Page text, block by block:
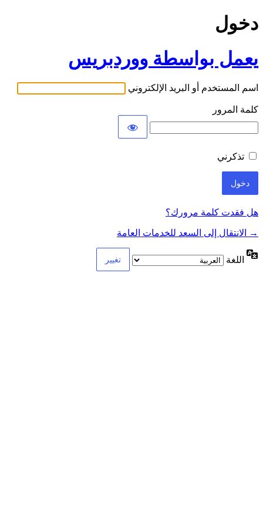
دخول
يعمل بواسطة ووردبريس
اسم المستخدم أو البريد الإلكتروني
كلمة المرور
تذكرني
هل فقدت كلمة مرورك؟
→ الانتقال إلى السعد للخدمات العامة
اللغة